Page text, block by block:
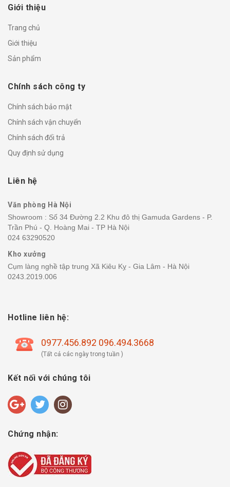
Giới thiệu
Trang chủ
Giới thiệu
Sản phẩm
Chính sách công ty
Chính sách bảo mật
Chính sách vận chuyển
Chính sách đổi trả
Quy định sử dụng
Liên hệ
Văn phòng Hà Nội
Showroom : Số 34 Đường 2.2 Khu đô thị Gamuda Gardens - P.
Trần Phú - Q. Hoàng Mai - TP Hà Nội
024 63290520
Kho xưởng
Cụm làng nghề tập trung Xã Kiêu Kỵ - Gia Lâm - Hà Nội
0243.2019.006
Hotline liên hệ:
0977.456.892 096.494.3668
(Tất cả các ngày trong tuần )
Kết nối với chúng tôi
Chứng nhận: